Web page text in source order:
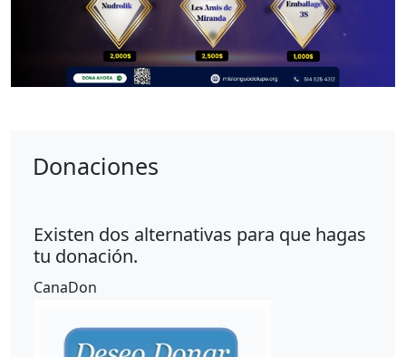
Donaciones
Existen dos alternativas para que hagas
tu donación.
CanaDon